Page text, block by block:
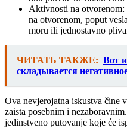
Aktivnosti na
na otvorenom, poput
moru ili jednostavno
ЧИТАТЬ ТАКЖЕ: Вот
складывается
Ova nevjerojatna iskustva čine
zaista posebnim i
jedinstveno putovanje koje će